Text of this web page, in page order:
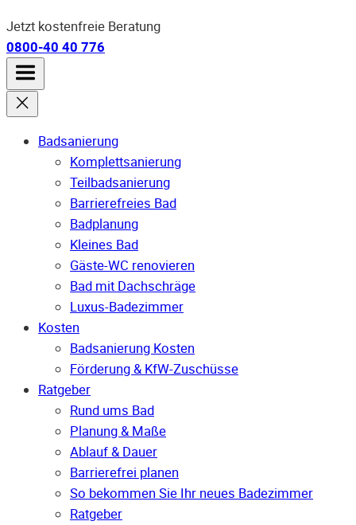
Jetzt kostenfreie Beratung
0800-40 40 776
Badsanierung
Komplettsanierung
Teilbadsanierung
Barrierefreies Bad
Badplanung
Kleines Bad
Gäste-WC renovieren
Bad mit Dachschräge
Luxus-Badezimmer
Kosten
Badsanierung Kosten
Förderung & KfW-Zuschüsse
Ratgeber
Rund ums Bad
Planung & Maße
Ablauf & Dauer
Barrierefrei planen
So bekommen Sie Ihr neues Badezimmer
Ratgeber